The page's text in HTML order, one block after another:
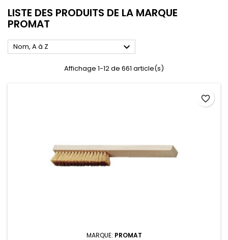
LISTE DES PRODUITS DE LA MARQUE
PROMAT
Nom, A à Z 
Affichage 1-12 de 661 article(s)
MARQUE: PROMAT
favorite_border